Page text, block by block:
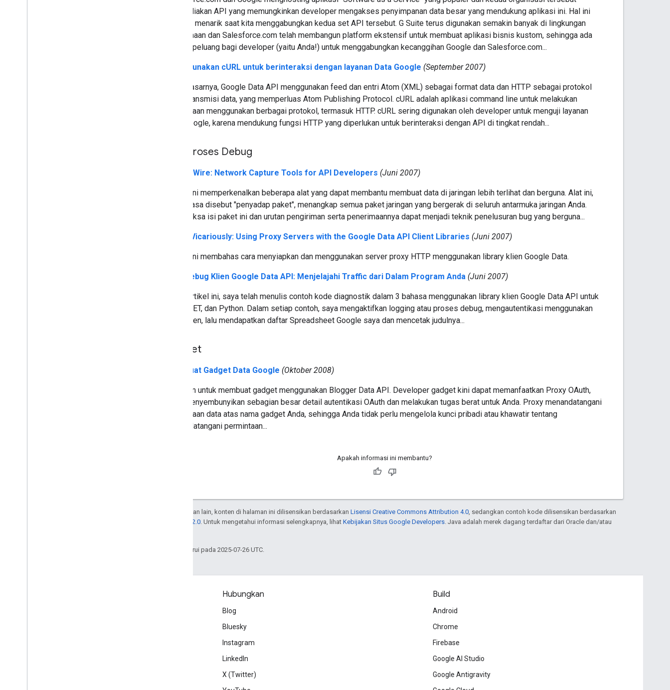
menyediakan API yang memungkinkan developer mengakses penyimpanan data besar yang mendukung aplikasi ini. Hal ini
menjadi menarik saat kita menggabungkan kedua set API tersebut. G Suite terus digunakan semakin banyak di lingkungan
perusahaan dan Salesforce.com telah membangun platform ekstensif untuk membuat aplikasi bisnis kustom, sehingga ada
banyak peluang bagi developer (yaitu Anda!) untuk menggabungkan kecanggihan Google dan Salesforce.com...
Menggunakan cURL untuk berinteraksi dengan layanan Data Google (September 2007)
Pada dasarnya, Google Data API menggunakan feed dan entri Atom (XML) sebagai format data dan HTTP sebagai protokol
untuk transmisi data, yang memperluas Atom Publishing Protocol. cURL adalah aplikasi command line untuk melakukan
permintaan menggunakan berbagai protokol, termasuk HTTP. cURL sering digunakan oleh developer untuk menguji layanan
Data Google, karena mendukung fungsi HTTP yang diperlukan untuk berinteraksi dengan API di tingkat rendah...
Tips Proses Debug
On the Wire: Network Capture Tools for API Developers (Juni 2007)
Artikel ini memperkenalkan beberapa alat yang dapat membantu membuat data di jaringan lebih terlihat dan berguna. Alat ini,
yang biasa disebut "penyadap paket", menangkap semua paket jaringan yang bergerak di seluruh antarmuka jaringan Anda.
Memeriksa isi paket ini dan urutan pengiriman serta penerimaannya dapat menjadi teknik penelusuran bug yang berguna...
Living Vicariously: Using Proxy Servers with the Google Data API Client Libraries (Juni 2007)
Artikel ini membahas cara menyiapkan dan menggunakan server proxy HTTP menggunakan library klien Google Data.
Men-debug Klien Google Data API: Menjelajahi Traffic dari Dalam Program Anda (Juni 2007)
Untuk artikel ini, saya telah menulis contoh kode diagnostik dalam 3 bahasa menggunakan library klien Google Data API untuk
Java, .NET, dan Python. Dalam setiap contoh, saya mengaktifkan logging atau proses debug, mengautentikasi menggunakan
login klien, lalu mendapatkan daftar Spreadsheet Google saya dan mencetak judulnya...
Gadget
Membuat Gadget Data Google (Oktober 2008)
Panduan untuk membuat gadget menggunakan Blogger Data API. Developer gadget kini dapat memanfaatkan Proxy OAuth,
yang menyembunyikan sebagian besar detail autentikasi OAuth dan melakukan tugas berat untuk Anda. Proxy menandatangani
permintaan data atas nama gadget Anda, sehingga Anda tidak perlu mengelola kunci pribadi atau khawatir tentang
menandatangani permintaan...
Apakah informasi ini membantu?
Kecuali dinyatakan lain, konten di halaman ini dilisensikan berdasarkan Lisensi Creative Commons Attribution 4.0 , sedangkan contoh kode dilisensikan berdasarkan
Lisensi Apache 2.0 . Untuk mengetahui informasi selengkapnya, lihat Kebijakan Situs Google Developers . Java adalah merek dagang terdaftar dari Oracle dan/atau
Terakhir diperbarui pada 2025-07-26 UTC.
Hubungkan
Blog
Bluesky
Instagram
LinkedIn
X (Twitter)
Build
Android
Chrome
Firebase
Google AI Studio
Google Antigravity